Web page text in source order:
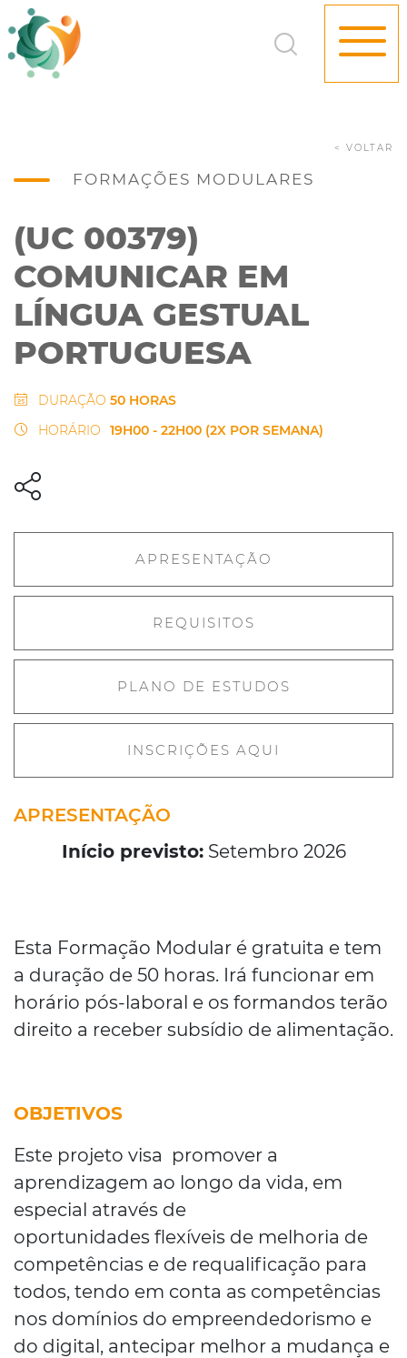
FORMAÇÕES MODULARES
< VOLTAR
(UC 00379)
COMUNICAR EM
LÍNGUA GESTUAL
PORTUGUESA
DURAÇÃO 50 HORAS
HORÁRIO
19H00 - 22H00 (2X POR SEMANA)
APRESENTAÇÃO
Início previsto:Setembro 2026
Esta Formação Modular é gratuita e tem
a duração de 50 horas. Irá funcionar em
horário pós-laboral e os formandos terão
direito a receber subsídio de alimentação.
OBJETIVOS
Este projeto visa promover a
aprendizagem ao longo da vida, em
especial através de
oportunidades flexíveis de melhoria de
competências e de requalificação para
todos, tendo em conta as competências
nos domínios do empreendedorismo e
do digital, antecipar melhor a mudança e
APRESENTAÇÃO
REQUISITOS
PLANO DE ESTUDOS
INSCRIÇÕES AQUI